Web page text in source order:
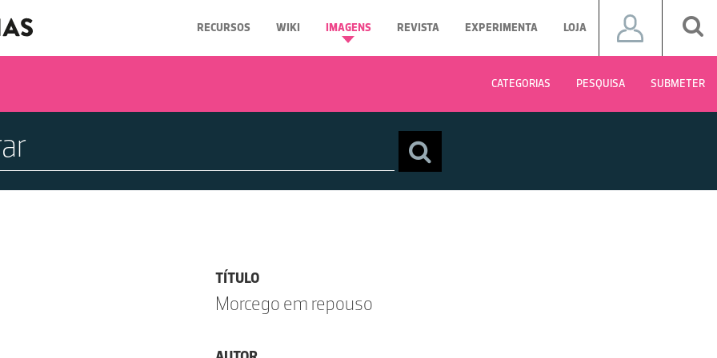
RECURSOS WIKI IMAGENS REVISTA EXPERIMENTA LOJA
CATEGORIAS PESQUISA SUBMETER
TÍTULO
Morcego em repouso